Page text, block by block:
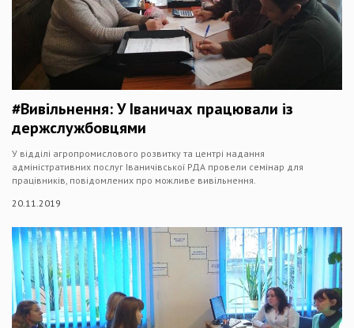
#Вивільнення: У Іваничах працювали із
держслужбовцями
У відділі агропромислового розвитку та центрі надання
адміністративних послуг Іваничівської РДА провели семінар для
працівників, повідомлених про можливе вивільнення.
20.11.2019